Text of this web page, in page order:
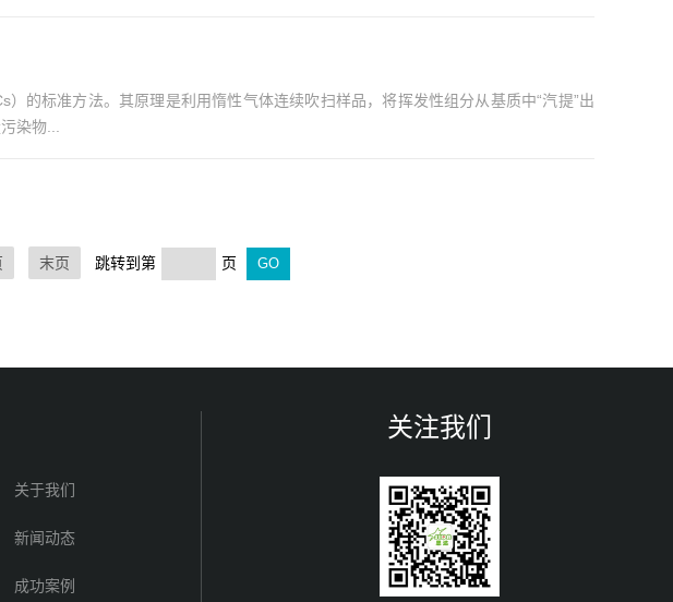
的标准方法。其原理是利用惰性气体连续吹扫样品，将挥发性组分从基质中“汽提”出
染物...
末页 跳转到第 页
关于我们
新闻动态
成功案例
关注我们